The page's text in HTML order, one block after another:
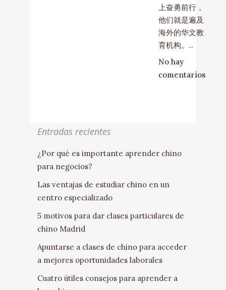
上奋勇前行，
他们就是遍及
海外的华文教
育机构。...
No hay
comentarios
Entradas recientes
¿Por qué es importante aprender chino
para negocios?
Las ventajas de estudiar chino en un
centro especializado
5 motivos para dar clases particulares de
chino Madrid
Apuntarse a clases de chino para acceder
a mejores oportunidades laborales
Cuatro útiles consejos para aprender a